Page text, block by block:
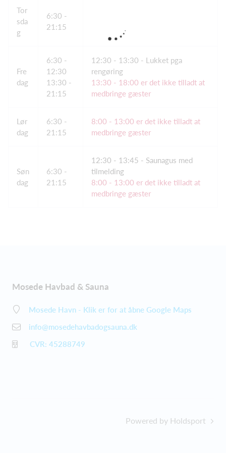
Tor
sda
g
6:30 -
21:15
Fre
dag
6:30 -
12:30
13:30 -
21:15
12:30 - 13:30 - Lukket pga
rengøring
13:30 - 18:00 er det ikke tilladt at
medbringe gæster
Lør
dag
6:30 -
21:15
8:00 - 13:00 er det ikke tilladt at
medbringe gæster
Søn
dag
6:30 -
21:15
12:30 - 13:45 - Saunagus med
tilmelding
8:00 - 13:00 er det ikke tilladt at
medbringe gæster
Mosede Havbad & Sauna
Mosede Havn - Klik er for at åbne Google Maps
info@mosedehavbadogsauna.dk
CVR: 45288749
Powered by Holdsport